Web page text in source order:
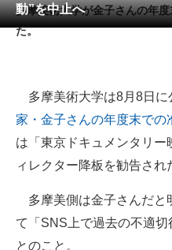
メディア
スマホと通信の最新トレンド
ビジネスと働き方のヒント
動”を中止へ
多摩美術大学が金子さんの年
た。
多摩美術大学は8月8日に
家・金子さんの年度末での
は「東京ドキュメンタリ
ィレクター降板を勧告され
多摩美側は金子さんだと
て「SNS上で過去の不適
とのこと。